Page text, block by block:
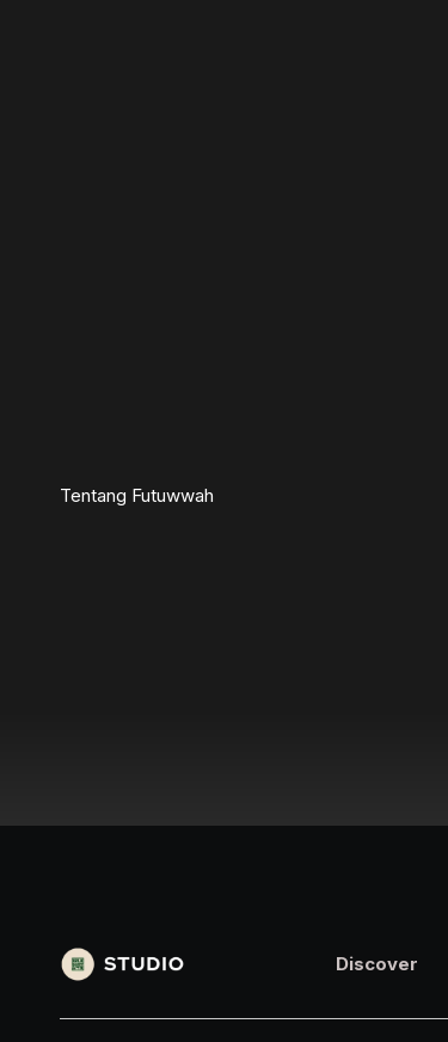
Tentang Futuwwah
Discover